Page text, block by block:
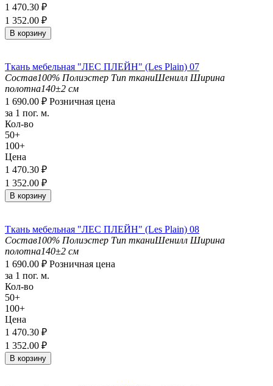
1 470.30 ₽
1 352.00 ₽
В корзину
Ткань мебельная "ЛЕС ПЛЕЙН" (Les Plain) 07
Состав100% Полиэстер Тип тканиШенилл Ширина
полотна140±2 см
1 690.00 ₽ Розничная цена
за 1 пог. м.
Кол-во
50+
100+
Цена
1 470.30 ₽
1 352.00 ₽
В корзину
Ткань мебельная "ЛЕС ПЛЕЙН" (Les Plain) 08
Состав100% Полиэстер Тип тканиШенилл Ширина
полотна140±2 см
1 690.00 ₽ Розничная цена
за 1 пог. м.
Кол-во
50+
100+
Цена
1 470.30 ₽
1 352.00 ₽
В корзину